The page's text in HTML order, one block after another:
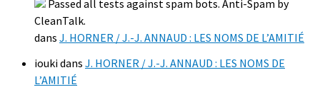
Passed all tests against spam bots. Anti-Spam by
CleanTalk.
dans J. HORNER / J.-J. ANNAUD : LES NOMS DE L’AMITIÉ
ioukidans J. HORNER / J.-J. ANNAUD : LES NOMS DE
L’AMITIÉ